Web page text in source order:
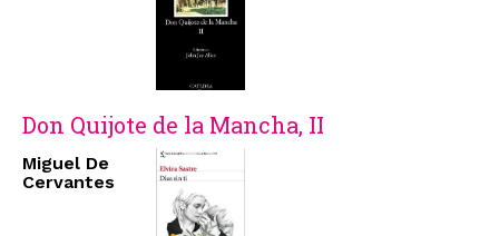
Don Quijote de la Mancha, II
Miguel De
Cervantes